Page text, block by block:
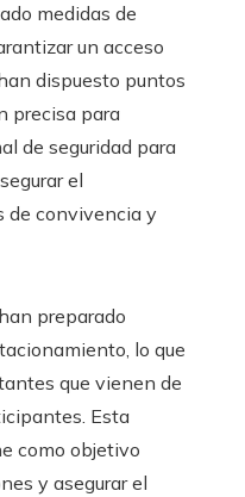
medidas de
un acceso
dispuesto puntos
precisa para
de seguridad para
el
de convivencia y
preparado
lo que
que vienen de
Esta
como objetivo
y asegurar el